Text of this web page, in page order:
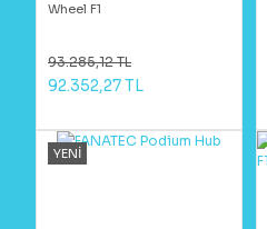
Wheel F1
93.285,12 TL
92.352,27 TL
YENİ